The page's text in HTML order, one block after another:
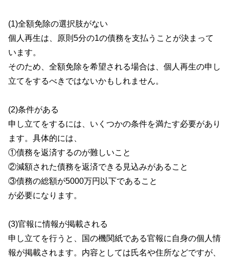
(1)全額免除の選択肢がない
個人再生は、原則5分の1の債務を支払うことが決まって
います。
そのため、全額免除を希望される場合は、個人再生の申し
立てをするべきではないかもしれません。
(2)条件がある
申し立てをするには、いくつかの条件を満たす必要があり
ます。具体的には、
①債務を返済するのが難しいこと
②減額された債務を返済できる見込みがあること
③債務の総額が5000万円以下であること
が必要になります。
(3)官報に情報が掲載される
申し立てを行うと、国の機関紙である官報に自身の個人情
報が掲載されます。内容としては氏名や住所などですが、